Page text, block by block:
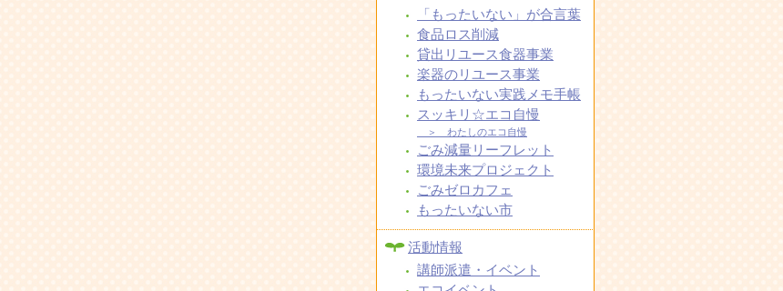
「もったいない」が合言葉
食品ロス削減
貸出リユース食器事業
楽器のリユース事業
もったいない実践メモ手帳
スッキリ☆エコ自慢
＞ わたしのエコ自慢
ごみ減量リーフレット
環境未来プロジェクト
ごみゼロカフェ
もったいない市
活動情報
講師派遣・イベント